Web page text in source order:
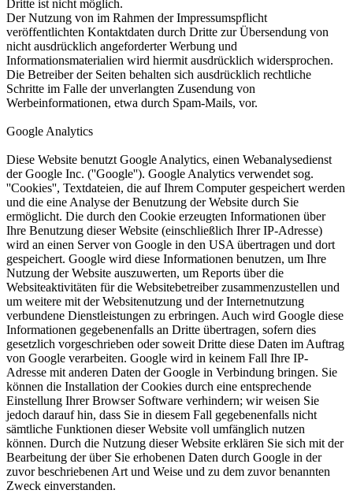
Dritte ist nicht möglich.
Der Nutzung von im Rahmen der Impressumspflicht
veröffentlichten Kontaktdaten durch Dritte zur Übersendung von
nicht ausdrücklich angeforderter Werbung und
Informationsmaterialien wird hiermit ausdrücklich widersprochen.
Die Betreiber der Seiten behalten sich ausdrücklich rechtliche
Schritte im Falle der unverlangten Zusendung von
Werbeinformationen, etwa durch Spam-Mails, vor.
Google Analytics
Diese Website benutzt Google Analytics, einen Webanalysedienst
der Google Inc. (''Google''). Google Analytics verwendet sog.
''Cookies'', Textdateien, die auf Ihrem Computer gespeichert werden
und die eine Analyse der Benutzung der Website durch Sie
ermöglicht. Die durch den Cookie erzeugten Informationen über
Ihre Benutzung dieser Website (einschließlich Ihrer IP-Adresse)
wird an einen Server von Google in den USA übertragen und dort
gespeichert. Google wird diese Informationen benutzen, um Ihre
Nutzung der Website auszuwerten, um Reports über die
Websiteaktivitäten für die Websitebetreiber zusammenzustellen und
um weitere mit der Websitenutzung und der Internetnutzung
verbundene Dienstleistungen zu erbringen. Auch wird Google diese
Informationen gegebenenfalls an Dritte übertragen, sofern dies
gesetzlich vorgeschrieben oder soweit Dritte diese Daten im Auftrag
von Google verarbeiten. Google wird in keinem Fall Ihre IP-
Adresse mit anderen Daten der Google in Verbindung bringen. Sie
können die Installation der Cookies durch eine entsprechende
Einstellung Ihrer Browser Software verhindern; wir weisen Sie
jedoch darauf hin, dass Sie in diesem Fall gegebenenfalls nicht
sämtliche Funktionen dieser Website voll umfänglich nutzen
können. Durch die Nutzung dieser Website erklären Sie sich mit der
Bearbeitung der über Sie erhobenen Daten durch Google in der
zuvor beschriebenen Art und Weise und zu dem zuvor benannten
Zweck einverstanden.